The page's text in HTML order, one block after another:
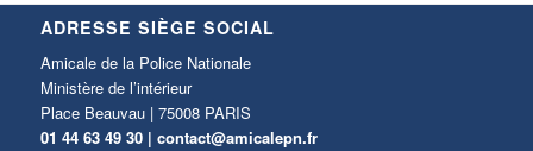
ADRESSE SIÈGE SOCIAL
Amicale de la Police Nationale
Ministère de l’intérieur
Place Beauvau | 75008 PARIS
01 44 63 49 30 | contact@amicalepn.fr